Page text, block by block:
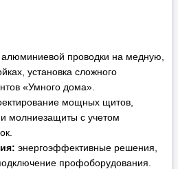
проводки на медную,
установка сложного
«Умного дома».
мощных щитов,
молниезащиты с учетом
энергоэффективные решения,
профоборудования.